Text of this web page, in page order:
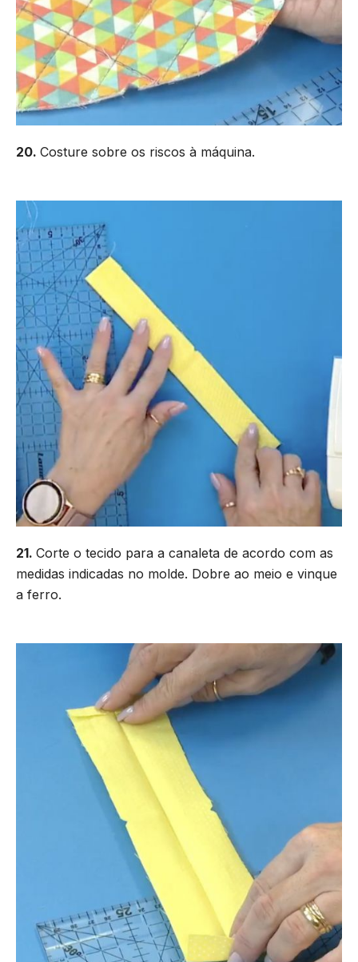
20. Costure sobre os riscos à máquina.
21. Corte o tecido para a canaleta de acordo com as
medidas indicadas no molde. Dobre ao meio e vinque
a ferro.